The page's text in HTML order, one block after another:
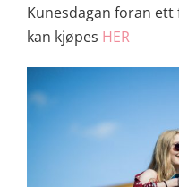
Kunesdagan foran
kan kjøpes HER